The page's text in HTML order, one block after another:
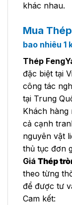
khác nhau.
Mua
bao nhiêu 1
Thép
đặc biệt tại
công tác
tại Trung
Khách hàng
cả cạnh
nguyên vật
thủ tục đơn
Giá Thép
theo từng
để được tư
Cam kết: